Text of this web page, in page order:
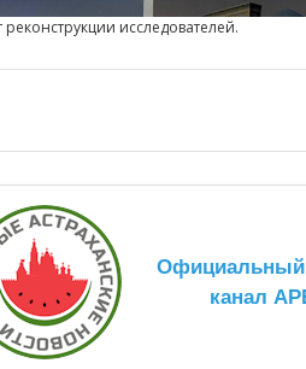
исследователей.
Официальный
канал